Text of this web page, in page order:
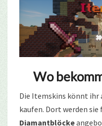
Wo
Die Itemskins könnt ihr
kaufen. Dort werden sie
Diamantblöcke